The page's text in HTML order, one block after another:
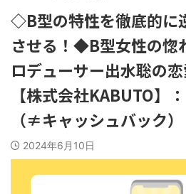
◇B型の特性を徹底的に
させる！◆B型女性の惚
ロデューサー出水聡の
【株式会社KABUTO】
（≠キャッシュバック）
2024年6月10日